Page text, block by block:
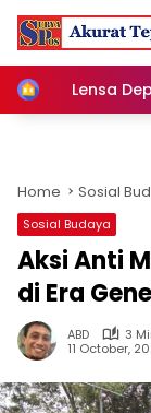
Skip
content
HomeLensa
Home Sosial
Sosial Budaya
Aksi Anti
di Era
ABD
3
11 October,